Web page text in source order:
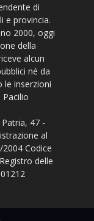
di
e provincia.
2000, oggi
della
alcun
né da
le inserzioni
47 -
al
Codice
delle